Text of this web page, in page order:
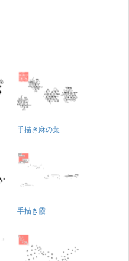
手描き麻の葉
手描き霞